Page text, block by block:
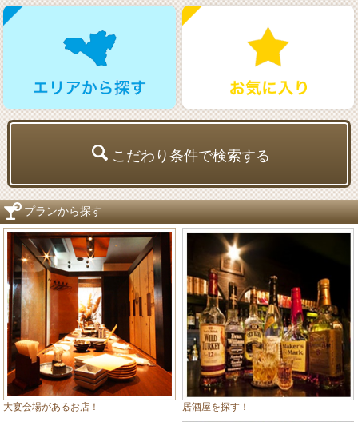
こだわり条件で検索する
プランから探す
大宴会場があるお店！ 居酒屋を探す！